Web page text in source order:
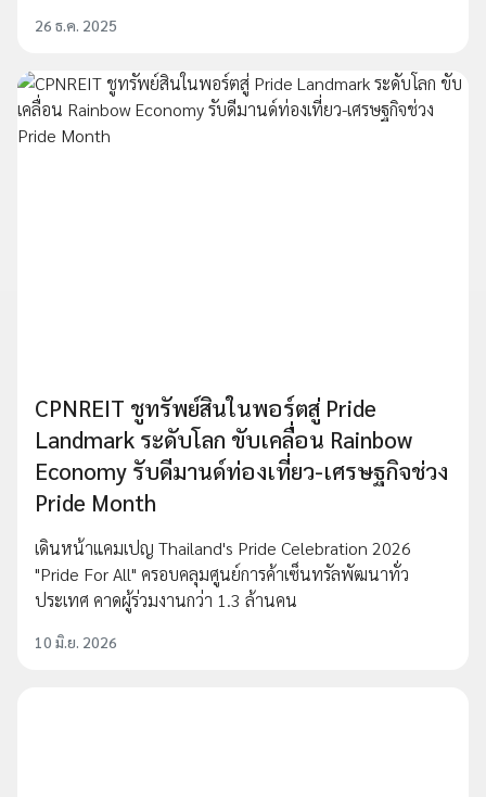
26 ธ.ค. 2025
CPNREIT ชูทรัพย์สินในพอร์ตสู่ Pride
Landmark ระดับโลก ขับเคลื่อน Rainbow
Economy รับดีมานด์ท่องเที่ยว-เศรษฐกิจช่วง
Pride Month
เดินหน้าแคมเปญ Thailand's Pride Celebration 2026
"Pride For All" ครอบคลุมศูนย์การค้าเซ็นทรัลพัฒนาทั่ว
ประเทศ คาดผู้ร่วมงานกว่า 1.3 ล้านคน
10 มิ.ย. 2026